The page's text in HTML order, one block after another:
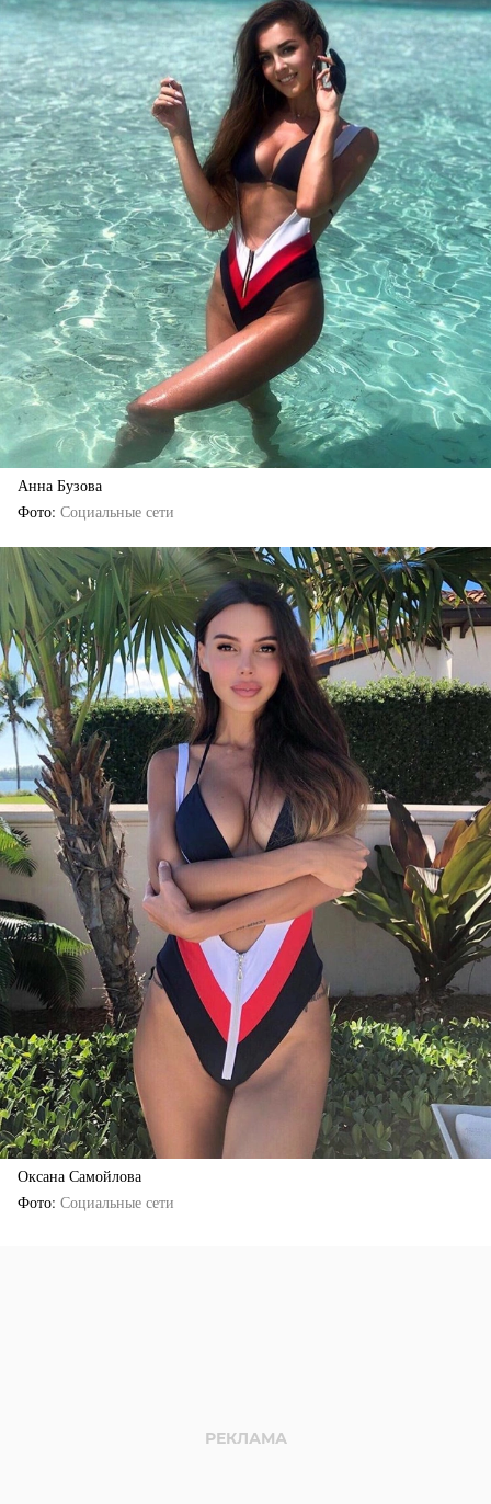
Анна Бузова
Фото Социальные сети
Оксана Самойлова
Фото Социальные сети